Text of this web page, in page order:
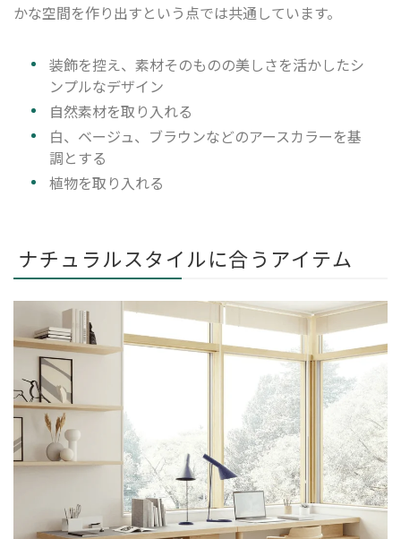
かな空間を作り出すという点では共通しています。
装飾を控え、素材そのものの美しさを活かしたシ
ンプルなデザイン
自然素材を取り入れる
白、ベージュ、ブラウンなどのアースカラーを基
調とする
植物を取り入れる
ナチュラルスタイルに合うアイテム